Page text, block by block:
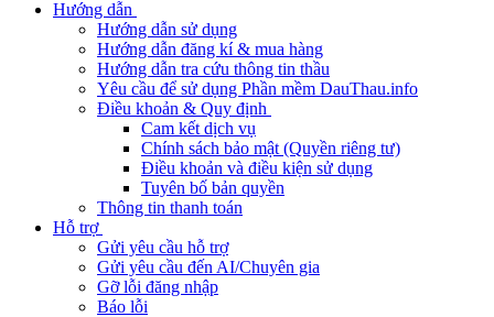
Hướng dẫn
Hướng dẫn sử dụng
Hướng dẫn đăng kí & mua hàng
Hướng dẫn tra cứu thông tin thầu
Yêu cầu để sử dụng Phần mềm DauThau.info
Điều khoản & Quy định
Cam kết dịch vụ
Chính sách bảo mật (Quyền riêng tư)
Điều khoản và điều kiện sử dụng
Tuyên bố bản quyền
Thông tin thanh toán
Hỗ trợ
Gửi yêu cầu hỗ trợ
Gửi yêu cầu đến AI/Chuyên gia
Gỡ lỗi đăng nhập
Báo lỗi